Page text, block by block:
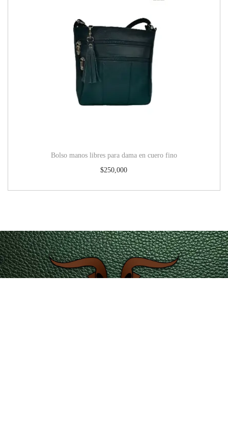
Bolso manos libres para dama en cuero fino
$250,000